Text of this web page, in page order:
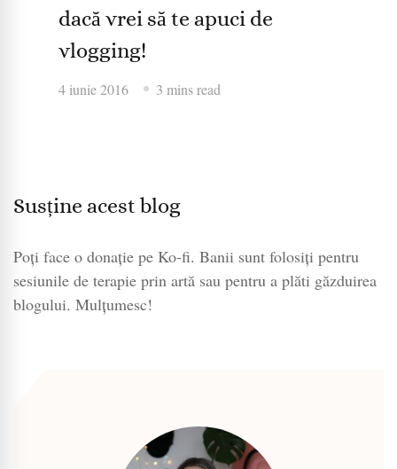
dacă vrei să te apuci de
vlogging!
4 iunie 2016 3 mins read
Susține acest blog
Poți face o donație pe Ko-fi. Banii sunt folosiți pentru
sesiunile de terapie prin artă sau pentru a plăti găzduirea
blogului. Mulțumesc!